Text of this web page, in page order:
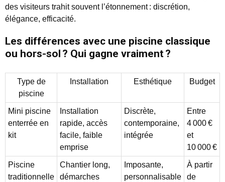
des visiteurs trahit souvent l’étonnement : discrétion,
élégance, efficacité.
Les différences avec une piscine classique
ou hors-sol ? Qui gagne vraiment ?
Type de
piscine
Installation Esthétique Budget
Mini piscine
enterrée en
kit
Installation
rapide, accès
facile, faible
emprise
Discrète,
contemporaine,
intégrée
Entre
4 000 €
et
10 000 €
Piscine
traditionnelle
Chantier long,
démarches
Imposante,
personnalisable
À partir
de